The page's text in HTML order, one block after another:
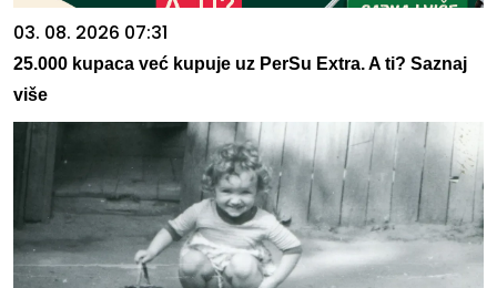
03. 08. 2026 07:31
25.000 kupaca već kupuje uz PerSu Extra. A ti? Saznaj
više